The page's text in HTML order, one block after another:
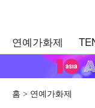
연예가화제
홈 연예가화제